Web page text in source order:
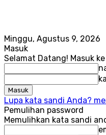
Minggu, Agustus 9, 2026
Masuk
Selamat Datang! Masuk
Lupa kata sandi Anda?
Pemulihan password
Memulihkan kata sandi